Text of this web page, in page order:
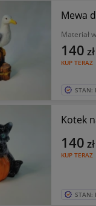
Mewa
Materiał
KUP TERAZ
140 zł
STAN:
Kotek
KUP TERAZ
140 zł
STAN: